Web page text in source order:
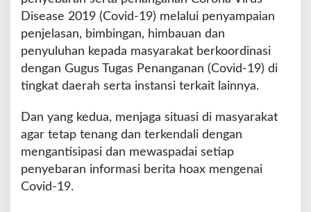
K
c
a
m
a
a
K
a
u
Disease 2019 (Covid-19) melalui penyampaian
penjelasan, bimbingan, himbauan dan
penyuluhan kepada masyarakat berkoordinasi
dengan Gugus Tugas Penanganan (Covid-19) di
tingkat daerah serta instansi terkait lainnya.
Dan yang kedua, menjaga situasi di masyarakat
agar tetap tenang dan terkendali dengan
mengantisipasi dan mewaspadai setiap
penyebaran informasi berita hoax mengenai
Covid-19.